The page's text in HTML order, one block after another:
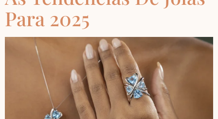
Para 2025